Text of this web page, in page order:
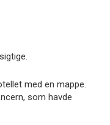
med en mappe.
som havde